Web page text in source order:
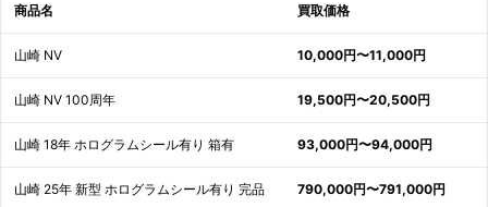
商品名 買取価格
山崎 NV 10,000円〜11,000円
山崎 NV 100周年 19,500円〜20,500円
山崎 18年 ホログラムシール有り 箱有 93,000円〜94,000円
山崎 25年 新型 ホログラムシール有り 完品 790,000円〜791,000円